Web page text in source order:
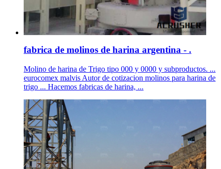
fabrica de molinos de harina argentina - .
Molino de harina de Trigo tipo 000 y 0000 y subproductos. ...
eurocomex malvis Autor de cotizacion molinos para harina de
trigo ... Hacemos fabricas de harina, ...